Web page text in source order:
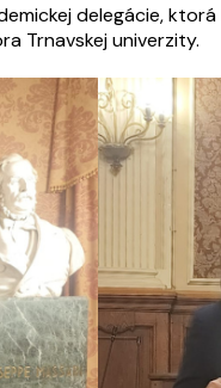
delegácie,
Trnavskej univerzity.